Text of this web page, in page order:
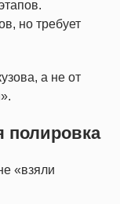
но требует
а не от
полировка
«взяли